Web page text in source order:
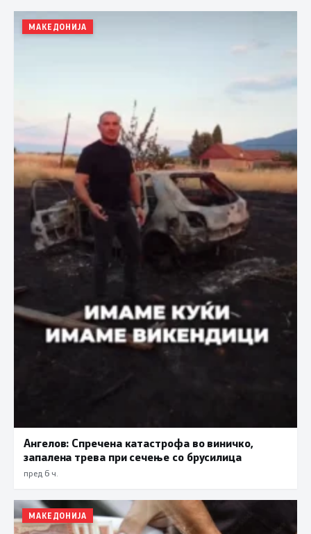
МАКЕДОНИЈА
Ангелов: Спречена катастрофа во виничко,
запалена трева при сечење со брусилица
пред 6 ч.
МАКЕДОНИЈА